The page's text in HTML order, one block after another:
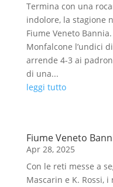
Termina con una
indolore, la stagione
Fiume Veneto
Monfalcone l’undici
arrende 4-3 ai
di una...
leggi tutto
Fiume Veneto
Apr 28, 2025
Con le reti messe a
Mascarin e K. Rossi,